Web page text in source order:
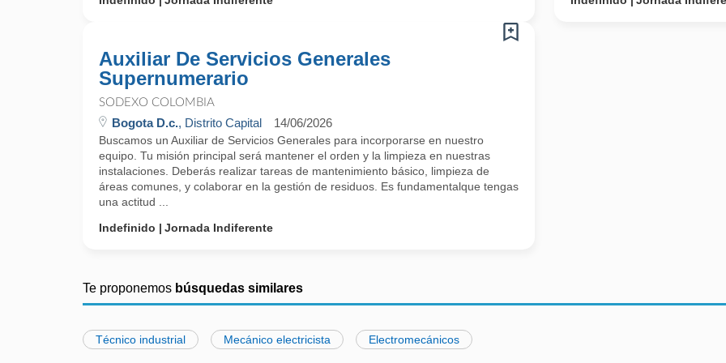
Auxiliar De Servicios Generales
Supernumerario
SODEXO COLOMBIA
Bogota D.c., Distrito Capital 14/06/2026
Buscamos un Auxiliar de Servicios Generales para incorporarse en nuestro
equipo. Tu misión principal será mantener el orden y la limpieza en nuestras
instalaciones. Deberás realizar tareas de mantenimiento básico, limpieza de
áreas comunes, y colaborar en la gestión de residuos. Es fundamentalque tengas
una actitud ...
Indefinido
Jornada Indiferente
Te proponemos búsquedas similares
Técnico industrial Mecánico electricista Electromecánicos